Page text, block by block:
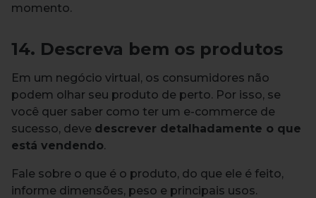
momento.
14. Descreva bem os produtos
Em um negócio virtual, os consumidores não
podem olhar seu produto de perto. Por isso, se
você quer saber como ter um e-commerce de
sucesso, deve descrever detalhadamente o que
está vendendo.
Fale sobre o que é o produto, do que ele é feito,
informe dimensões, peso e principais usos.